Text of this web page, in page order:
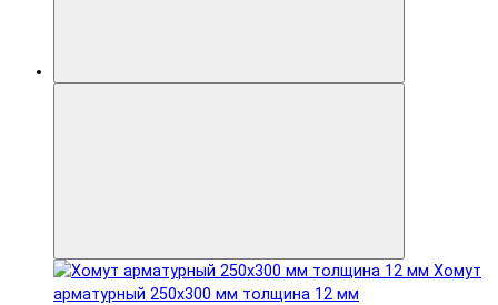
Хомут
арматурный 250x300 мм толщина 12 мм